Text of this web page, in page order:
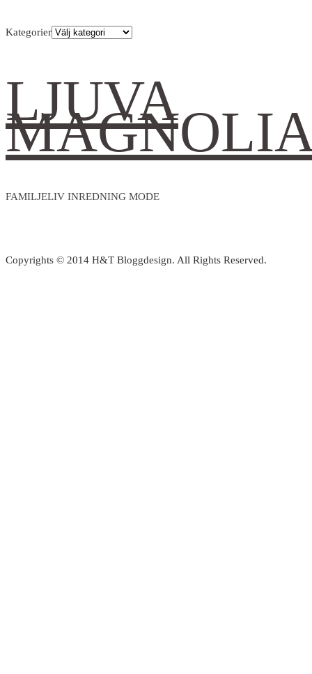
Kategorier
LJUVA
FAMILJELIV INREDNING MODE
Copyrights © 2014 H&T Bloggdesign. All Rights Reserved.